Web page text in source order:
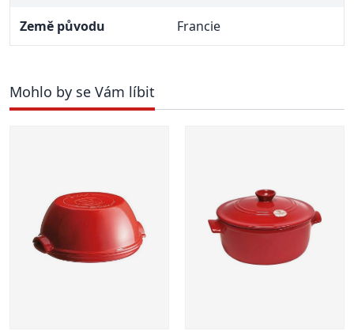
Země původu Francie
Mohlo by se Vám líbit